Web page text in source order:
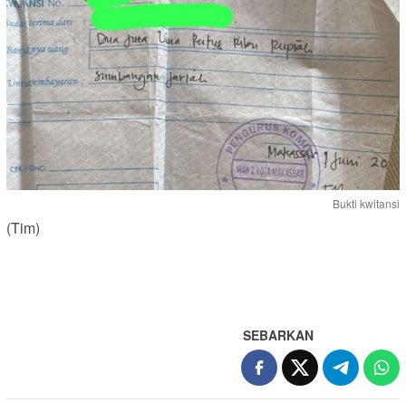
Bukti kwitansi
(Tim)
SEBARKAN